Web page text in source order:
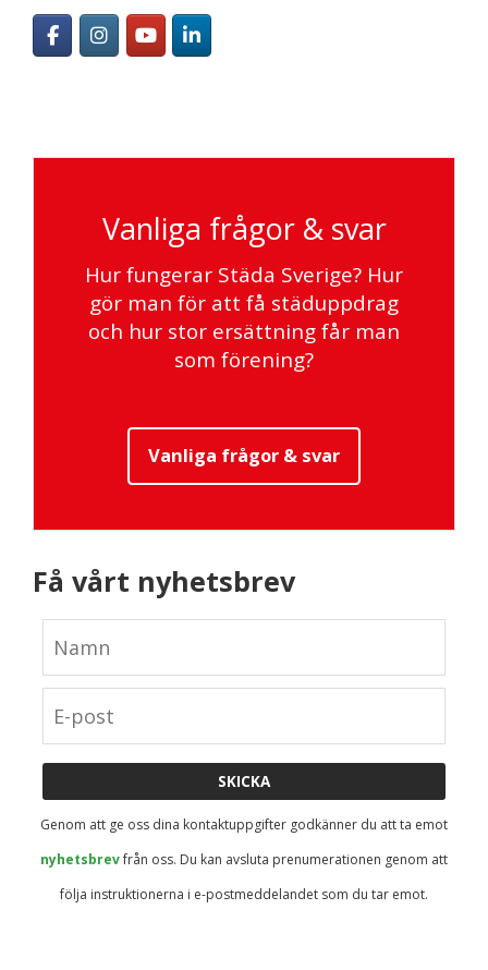
Vanliga frågor & svar
Hur fungerar Städa Sverige? Hur
gör man för att få städuppdrag
och hur stor ersättning får man
som förening?
Vanliga frågor & svar
Få vårt nyhetsbrev
Genom att ge oss dina kontaktuppgifter godkänner du att ta emot
nyhetsbrevfrån oss. Du kan avsluta prenumerationen genom att
följa instruktionerna i e-postmeddelandet som du tar emot.